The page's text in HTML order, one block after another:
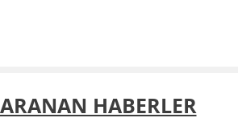
HABERLER